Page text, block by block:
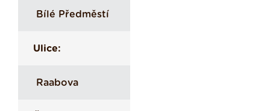
Bílé Předměstí
Ulice:
Raabova